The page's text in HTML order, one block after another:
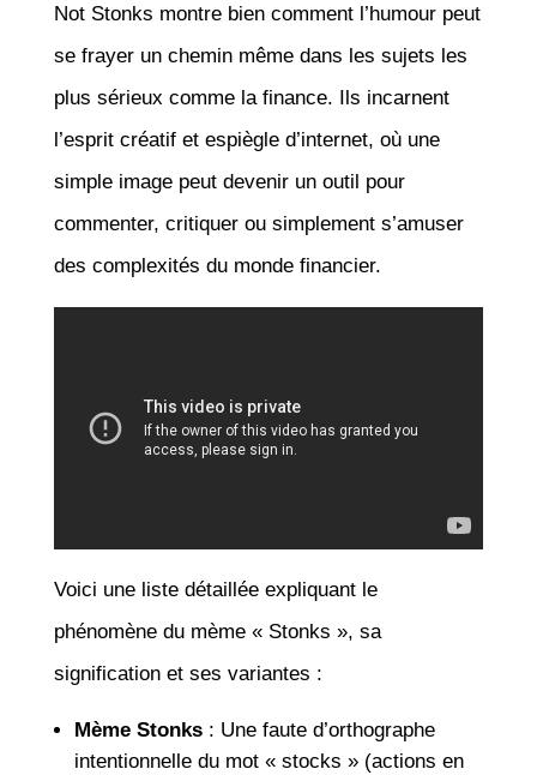
Not Stonks montre bien comment l’humour peut
se frayer un chemin même dans les sujets les
plus sérieux comme la finance. Ils incarnent
l’esprit créatif et espiègle d’internet, où une
simple image peut devenir un outil pour
commenter, critiquer ou simplement s’amuser
des complexités du monde financier.
Voici une liste détaillée expliquant le
phénomène du mème « Stonks », sa
signification et ses variantes :
Mème Stonks: Une faute d’orthographe
intentionnelle du mot « stocks » (actions en